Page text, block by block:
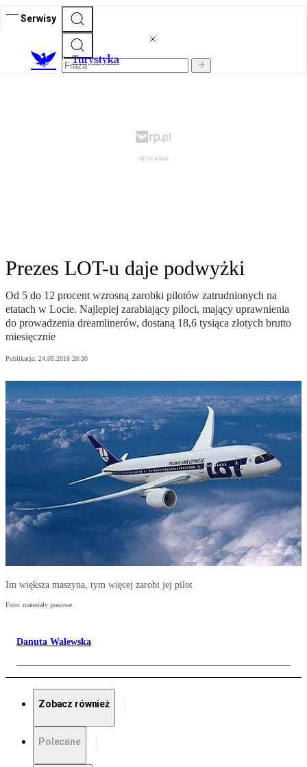
Serwisy
Turystyka
Prezes LOT-u daje podwyżki
Od 5 do 12 procent wzrosną zarobki pilotów zatrudnionych na
etatach w Locie. Najlepiej zarabiający piloci, mający uprawnienia
do prowadzenia dreamlinerów, dostaną 18,6 tysiąca złotych brutto
miesięcznie
Publikacja: 24.05.2018 20:30
Im większa maszyna, tym więcej zarobi jej pilot
Foto: materiały prasowe
Danuta Walewska
Zobacz również
Polecane